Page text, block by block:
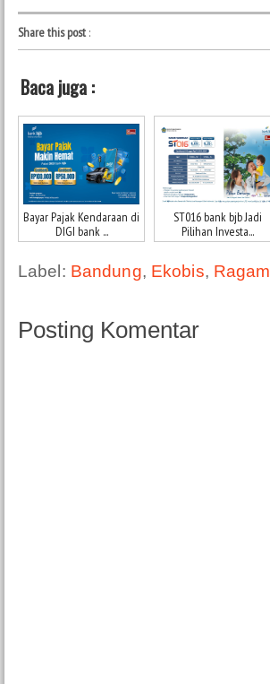
Share this post:
Baca juga :
Bayar Pajak Kendaraan di
DIGI bank ...
ST016 bank bjb Jadi
Pilihan Investa...
Label: Bandung, Ekobis, Ragam
Posting Komentar